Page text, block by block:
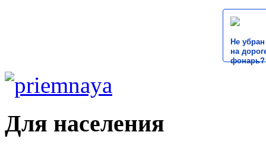
Не
на
фонарь?
Для населения